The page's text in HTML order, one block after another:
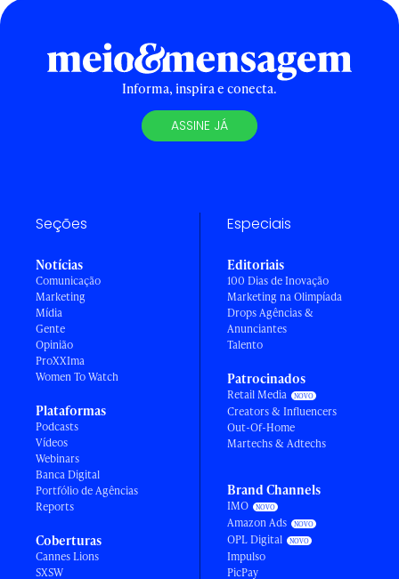
Informa, inspira e conecta.
ASSINE JÁ
Seções
Notícias
Comunicação
Marketing
Mídia
Gente
Opinião
ProXXIma
Women To Watch
Plataformas
Podcasts
Vídeos
Webinars
Banca Digital
Portfólio de Agências
Reports
Coberturas
Cannes Lions
SXSW
Especiais
Editoriais
100 Dias de Inovação
Marketing na Olimpíada
Drops Agências &
Anunciantes
Talento
Patrocinados
Retail Media
Creators & Influencers
Out-Of-Home
Martechs & Adtechs
Brand Channels
IMO
Amazon Ads
OPL Digital
Impulso
PicPay